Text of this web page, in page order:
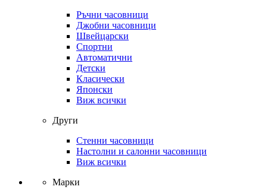
Ръчни часовници
Джобни часовници
Швейцарски
Спортни
Автоматични
Детски
Класически
Японски
Виж всички
Други
Стенни часовници
Настолни и салонни часовници
Виж всички
Марки